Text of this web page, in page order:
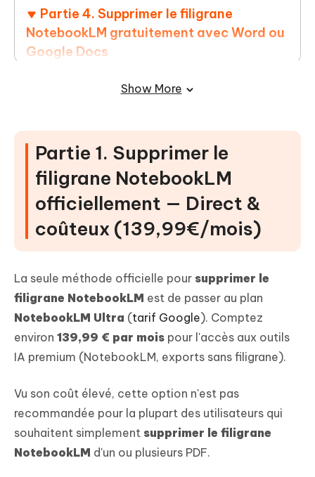
Partie 4. Supprimer le filigrane
NotebookLM gratuitement avec Word ou
Google Docs
Partie 5. Supprimer et fusionner les
Show More
Partie 1. Supprimer le
filigrane NotebookLM
officiellement — Direct &
coûteux (139,99€/mois)
La seule méthode officielle pour supprimer le
filigrane NotebookLM est de passer au plan
NotebookLM Ultra (tarif Google). Comptez
environ 139,99 € par mois pour l'accès aux outils
IA premium (NotebookLM, exports sans filigrane).
Vu son coût élevé, cette option n'est pas
recommandée pour la plupart des utilisateurs qui
souhaitent simplement supprimer le filigrane
NotebookLM d'un ou plusieurs PDF.